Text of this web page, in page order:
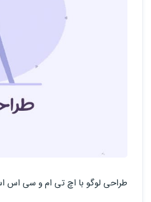
طراحی لوگو با اچ تی ام و سی اس